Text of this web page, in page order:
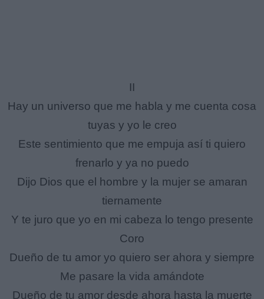
II
Hay un universo que me habla y me cuenta cosa
tuyas y yo le creo
Este sentimiento que me empuja así ti quiero
frenarlo y ya no puedo
Dijo Dios que el hombre y la mujer se amaran
tiernamente
Y te juro que yo en mi cabeza lo tengo presente
Coro
Dueño de tu amor yo quiero ser ahora y siempre
Me pasare la vida amándote
Dueño de tu amor desde ahora hasta la muerte